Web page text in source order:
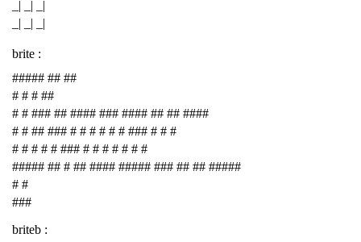
_| _| _|
_| _| _|
brite :
##### ## ##
# # # ##
# # ### ## #### ### #### ## ## ####
# # ## ### # # # # # # ### # # #
# # # # # ### # # # # # # #
##### ## # ## #### ##### ### ## ## #####
# #
###
briteb :